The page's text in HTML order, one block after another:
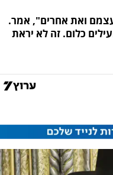
ואת אחרים", אמר.
כלום. זה לא יראת